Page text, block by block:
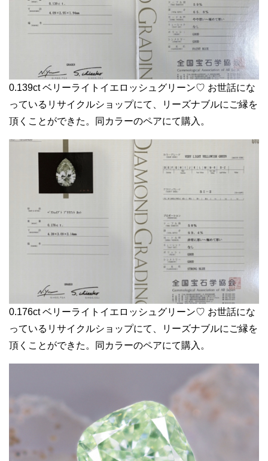
0.139ct ベリーライトイエロッシュグリーン♡ お世話にな
っているリサイクルショップにて、リーズナブルにご縁を
頂くことができた。同カラーのペアにて購入。
0.176ct ベリーライトイエロッシュグリーン♡ お世話にな
っているリサイクルショップにて、リーズナブルにご縁を
頂くことができた。同カラーのペアにて購入。